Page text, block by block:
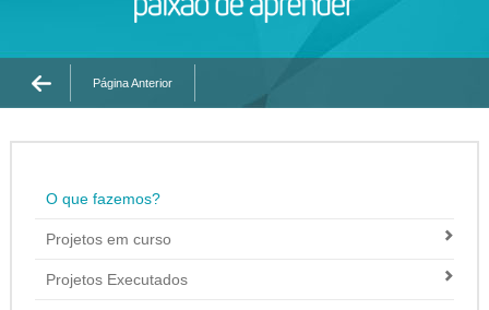
Página Anterior
O que fazemos?
Projetos em curso
Projetos Executados